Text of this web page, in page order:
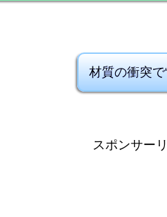
材質の衝突
スポンサー